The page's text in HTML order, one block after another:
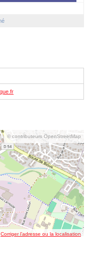
© contributeurs OpenStreetMap
Corriger l’adresse ou la localisation